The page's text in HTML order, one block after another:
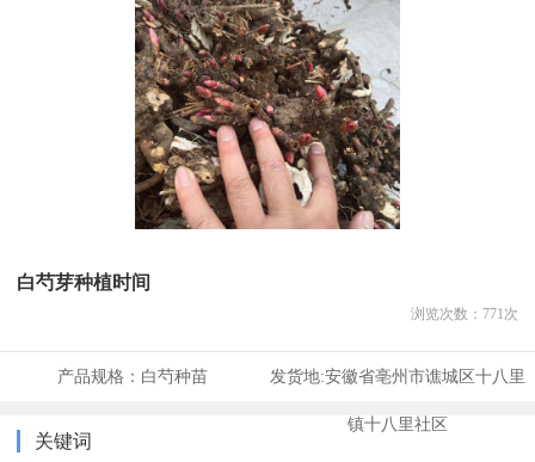
白芍芽种植时间
浏览次数： 771次
产品规格： 白芍种苗 发货地:安徽省亳州市谯城区十八里
镇十八里社区
关键词